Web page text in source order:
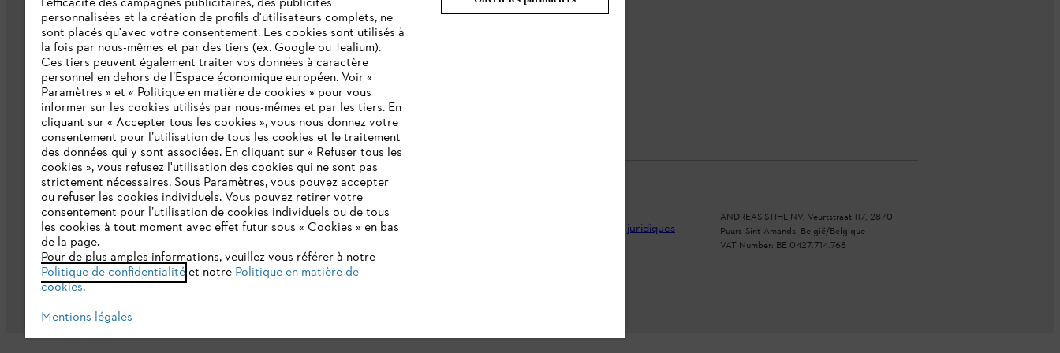
Emploi
Ligne Intégrité STIHL
Développement durable
Catalogue
Politique de protection des données Mentions légales Informations juridiques
ANDREAS STIHL NV, Veurtstraat 117, 2870
Puurs-Sint-Amands, België/Belgique
VAT Number: BE 0427.714.768
personnalisées et la création de profils d'utilisateurs complets, ne
sont placés qu'avec votre consentement. Les cookies sont utilisés à
la fois par nous-mêmes et par des tiers (ex. Google ou Tealium).
Ces tiers peuvent également traiter vos données à caractère
personnel en dehors de l’Espace économique européen. Voir «
Paramètres » et « Politique en matière de cookies » pour vous
informer sur les cookies utilisés par nous-mêmes et par les tiers. En
cliquant sur « Accepter tous les cookies », vous nous donnez votre
consentement pour l’utilisation de tous les cookies et le traitement
des données qui y sont associées. En cliquant sur « Refuser tous les
cookies », vous refusez l'utilisation des cookies qui ne sont pas
strictement nécessaires. Sous Paramètres, vous pouvez accepter
ou refuser les cookies individuels. Vous pouvez retirer votre
consentement pour l’utilisation de cookies individuels ou de tous
les cookies à tout moment avec effet futur sous « Cookies » en bas
de la page.
Pour de plus amples informations, veuillez vous référer à notre
Politique de confidentialitéet notre Politique en matière de
cookies.
Mentions légales